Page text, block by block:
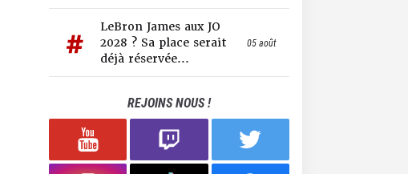
LeBron James aux JO
2028 ? Sa place serait
déjà réservée...
05 août
REJOINS NOUS !